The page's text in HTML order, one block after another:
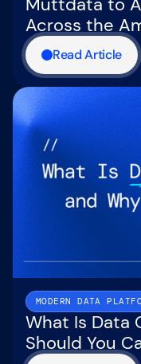
Across the
Read Article
MODERN DATA
What Is Data
Should You